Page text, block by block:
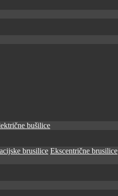
bušilice
brusilice Ekscentrične brusilice